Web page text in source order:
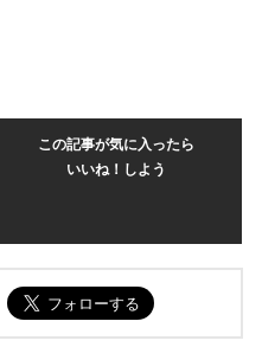
この記事が気に入ったら
いいね！しよう